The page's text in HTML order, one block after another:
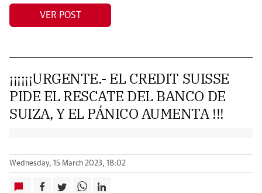
VER POST
¡¡¡¡¡¡URGENTE.- EL CREDIT SUISSE
PIDE EL RESCATE DEL BANCO DE
SUIZA, Y EL PÁNICO AUMENTA !!!
Wednesday, 15 March 2023, 18:02